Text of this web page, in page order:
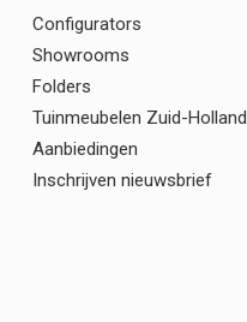
Configurators
Showrooms
Folders
Tuinmeubelen Zuid-Holland
Aanbiedingen
Inschrijven nieuwsbrief